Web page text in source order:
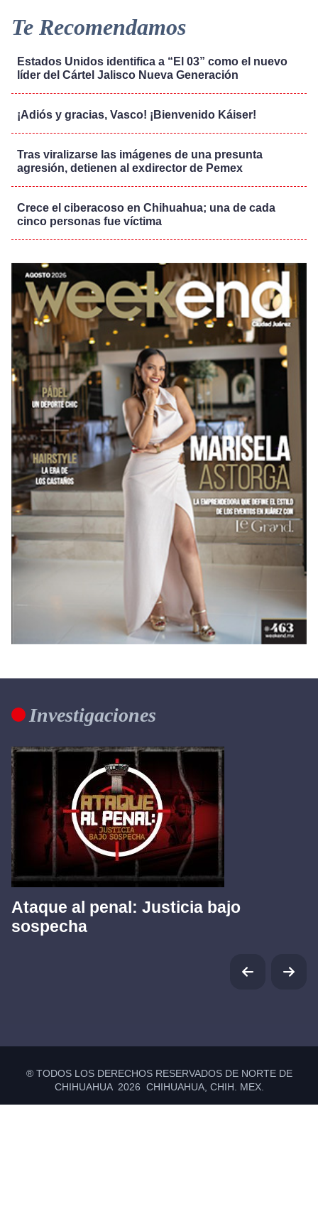
Te Recomendamos
Estados Unidos identifica a “El 03” como el nuevo
líder del Cártel Jalisco Nueva Generación
¡Adiós y gracias, Vasco! ¡Bienvenido Káiser!
Tras viralizarse las imágenes de una presunta
agresión, detienen al exdirector de Pemex
Crece el ciberacoso en Chihuahua; una de cada
cinco personas fue víctima
Investigaciones
Ataque al penal: Justicia bajo
sospecha
® TODOS LOS DERECHOS RESERVADOS DE NORTE DE
CHIHUAHUA 2026 CHIHUAHUA, CHIH. MEX.